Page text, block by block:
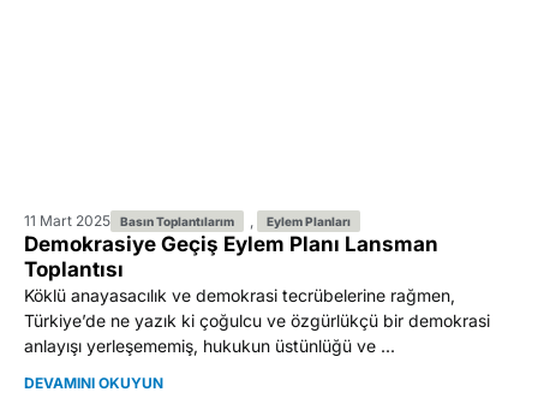
11 Mart 2025 Basın Toplantılarım , Eylem Planları
Demokrasiye Geçiş Eylem Planı Lansman
Toplantısı
Köklü anayasacılık ve demokrasi tecrübelerine rağmen,
Türkiye’de ne yazık ki çoğulcu ve özgürlükçü bir demokrasi
anlayışı yerleşememiş, hukukun üstünlüğü ve ...
DEVAMINI OKUYUN